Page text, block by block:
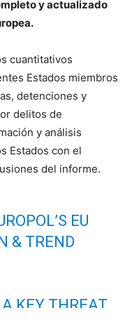
y actualizado
cuantitativos
Estados miembros
detenciones y
delitos de
y análisis
Estados con el
del informe.
EU
& TREND
KEY THREAT